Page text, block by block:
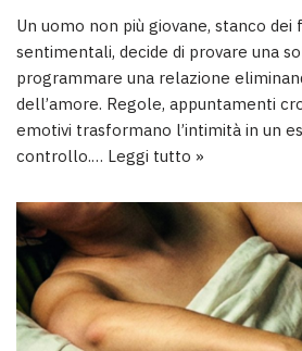
Un uomo non più giovane, stanco
sentimentali, decide di provare una
programmare una relazione
dell’amore. Regole, appuntamenti
emotivi trasformano l’intimità in un
controllo.… Leggi tutto »